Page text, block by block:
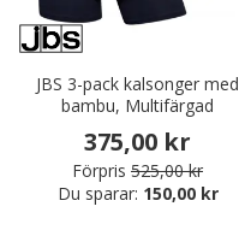
JBS 3-pack kalsonger med
bambu, Multifärgad
375,00 kr
Förpris 525,00 kr
Du sparar: 150,00 kr